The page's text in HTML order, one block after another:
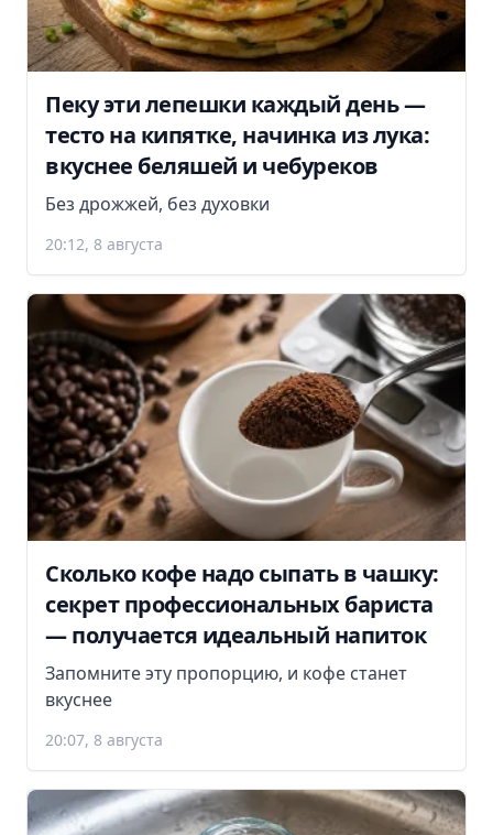
Пеку эти лепешки каждый день —
тесто на кипятке, начинка из лука:
вкуснее беляшей и чебуреков
Без дрожжей, без духовки
20:12, 8 августа
Сколько кофе надо сыпать в чашку:
секрет профессиональных бариста
— получается идеальный напиток
Запомните эту пропорцию, и кофе станет
вкуснее
20:07, 8 августа